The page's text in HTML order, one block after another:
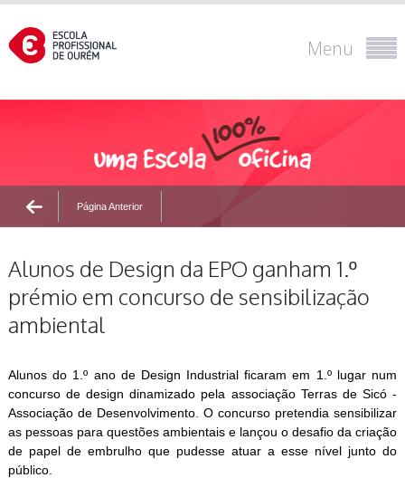
Menu
Página Anterior
Alunos de Design da EPO ganham 1.º
prémio em concurso de sensibilização
ambiental
Alunos do 1.º ano de Design Industrial ficaram em 1.º lugar num
concurso de design dinamizado pela associação Terras de Sicó -
Associação de Desenvolvimento. O concurso pretendia sensibilizar
as pessoas para questões ambientais e lançou o desafio da criação
de papel de embrulho que pudesse atuar a esse nível junto do
público.